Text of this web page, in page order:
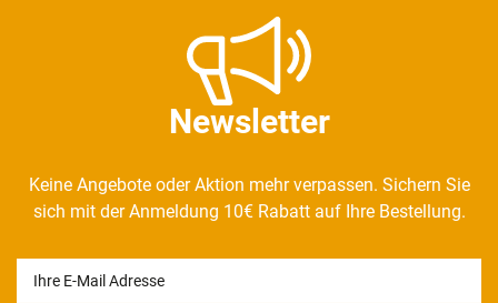
Newsletter
Keine Angebote oder Aktion mehr verpassen. Sichern Sie
sich mit der Anmeldung 10€ Rabatt auf Ihre Bestellung.
Honig